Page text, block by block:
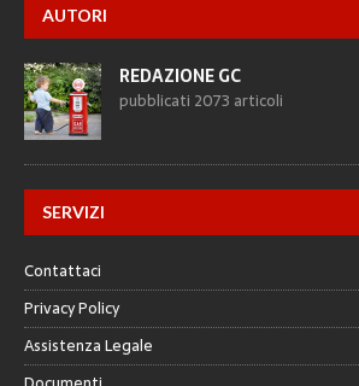
AUTORI
REDAZIONE GC
pubblicati 2073 articoli
SERVIZI
Contattaci
Privacy Policy
Assistenza Legale